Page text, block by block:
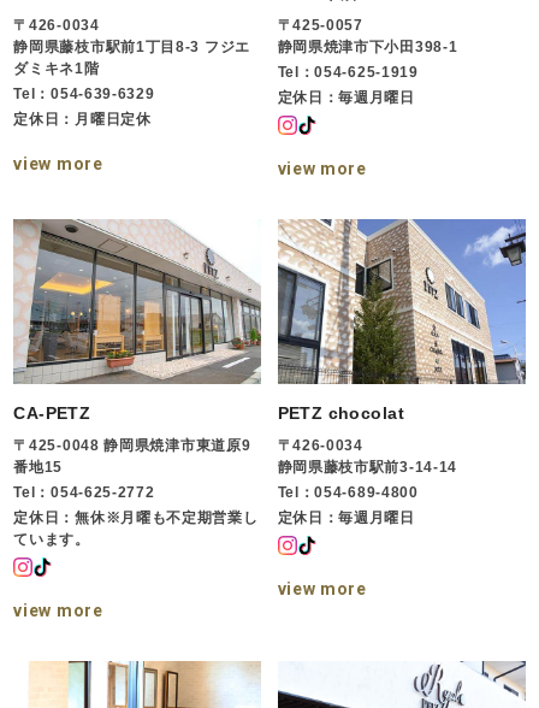
〒426-0034
静岡県藤枝市駅前1丁目8-3 フジエ
ダミキネ1階
Tel：054-639-6329
定休日：月曜日定休
view more
〒425-0057
静岡県焼津市下小田398-1
Tel：054-625-1919
定休日：毎週月曜日
view more
CA-PETZ
〒425-0048 静岡県焼津市東道原9
番地15
Tel：054-625-2772
定休日：無休※月曜も不定期営業し
ています。
view more
PETZ chocolat
〒426-0034
静岡県藤枝市駅前3-14-14
Tel：054-689-4800
定休日：毎週月曜日
view more